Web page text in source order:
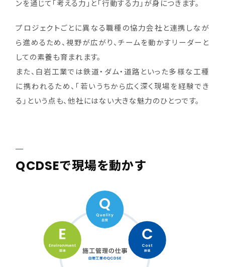
ンを通じて「考える力」と「行動する力」が身につきます。
プロジェクトごとに異なる職種の協力会社と連携しなが
ら進めるため、視野が広がり、チームを動かすリーダーと
しての素養も育まれます。
また、白岩工業では鉄道・ダム・道路といった多様な工種
に携われるため、「若いうちから広く深く現場を経験でき
る」という点も、他社にはない大きな魅力のひとつです。
QCDSEで現場を動かす